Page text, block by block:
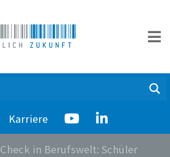
Karriere
Check in Berufswelt: Schüler